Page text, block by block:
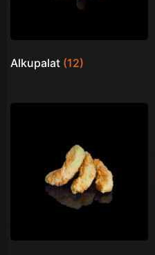
Alkupalat (12)